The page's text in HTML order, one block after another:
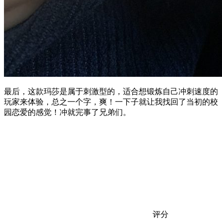
最后，这款玛莎是属于刺激型的，适合想锻炼自己冲刺速度的
玩家来体验，总之一个字，爽！一下子就让我找回了当初的校
园恋爱的感觉！冲就完事了兄弟们。
评分